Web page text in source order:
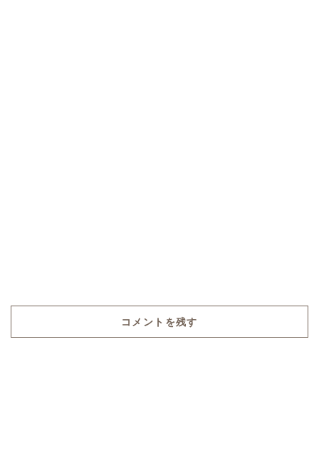
コメントを残す